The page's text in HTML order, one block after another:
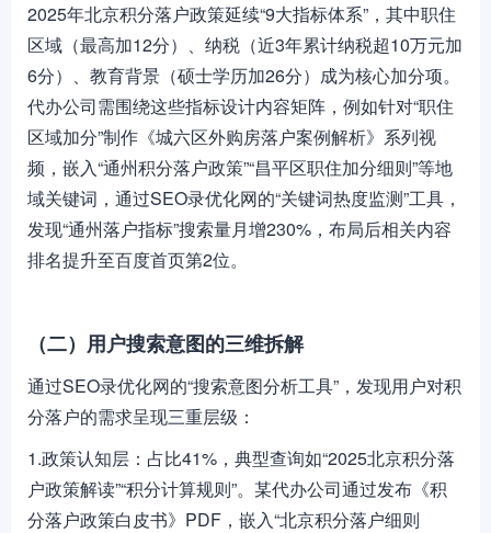
2025年北京积分落户政策延续“9大指标体系”，其中职住
区域（最高加12分）、纳税（近3年累计纳税超10万元加
6分）、教育背景（硕士学历加26分）成为核心加分项。
代办公司需围绕这些指标设计内容矩阵，例如针对“职住
区域加分”制作《城六区外购房落户案例解析》系列视
频，嵌入“通州积分落户政策”“昌平区职住加分细则”等地
域关键词，通过SEO录优化网的“关键词热度监测”工具，
发现“通州落户指标”搜索量月增230%，布局后相关内容
排名提升至百度首页第2位。
（二）用户搜索意图的三维拆解
通过SEO录优化网的“搜索意图分析工具”，发现用户对积
分落户的需求呈现三重层级：
1.政策认知层：占比41%，典型查询如“2025北京积分落
户政策解读”“积分计算规则”。某代办公司通过发布《积
分落户政策白皮书》PDF，嵌入“北京积分落户细则